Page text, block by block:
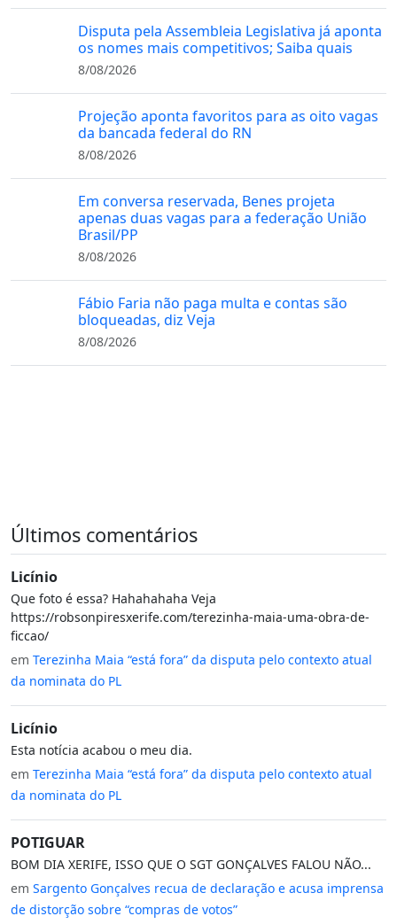
Disputa pela Assembleia Legislativa já aponta
os nomes mais competitivos; Saiba quais
8/08/2026
Projeção aponta favoritos para as oito vagas
da bancada federal do RN
8/08/2026
Em conversa reservada, Benes projeta
apenas duas vagas para a federação União
Brasil/PP
8/08/2026
Fábio Faria não paga multa e contas são
bloqueadas, diz Veja
8/08/2026
Últimos comentários
Licínio
Que foto é essa? Hahahahaha Veja
https://robsonpiresxerife.com/terezinha-maia-uma-obra-de-
ficcao/
em Terezinha Maia “está fora” da disputa pelo contexto atual
da nominata do PL
Licínio
Esta notícia acabou o meu dia.
em Terezinha Maia “está fora” da disputa pelo contexto atual
da nominata do PL
POTIGUAR
BOM DIA XERIFE, ISSO QUE O SGT GONÇALVES FALOU NÃO...
em Sargento Gonçalves recua de declaração e acusa imprensa
de distorção sobre “compras de votos”